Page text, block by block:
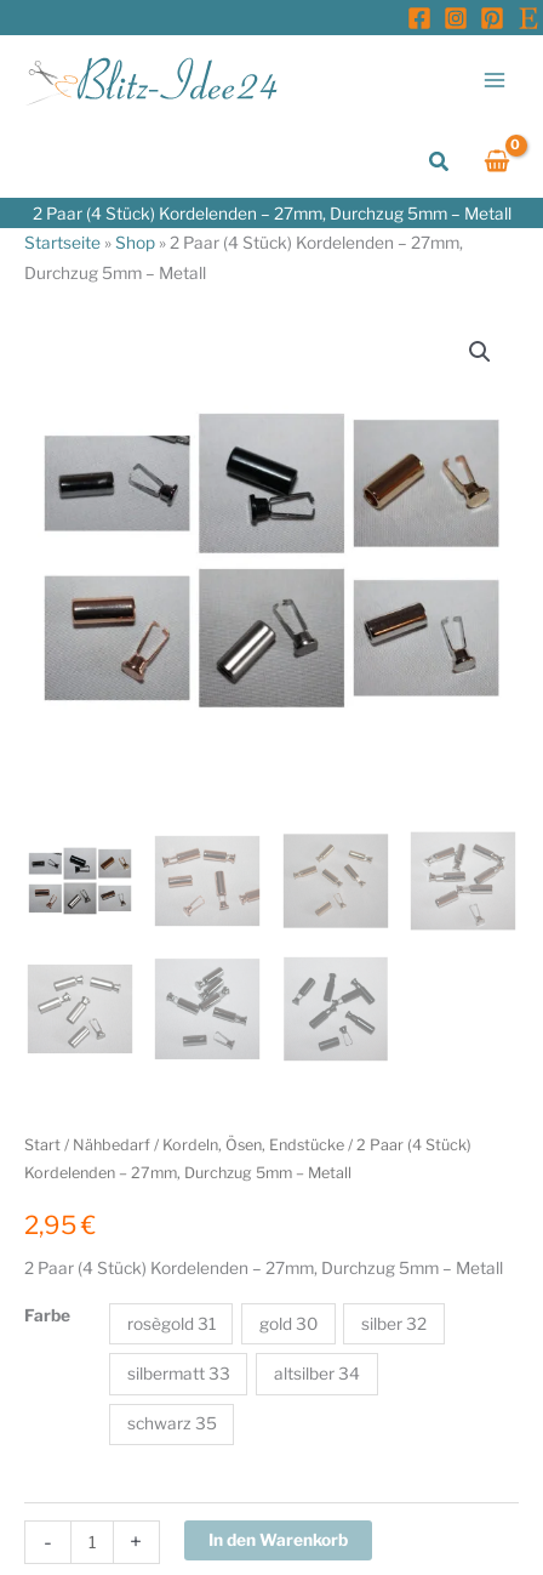
springen
Suchen
2 Paar (4 Stück) Kordelenden – 27mm, Durchzug 5mm – Metall
Startseite »Shop »2 Paar (4 Stück) Kordelenden – 27mm,
Durchzug 5mm – Metall
Start / Nähbedarf / Kordeln, Ösen, Endstücke / 2 Paar (4 Stück)
Kordelenden – 27mm, Durchzug 5mm – Metall
2,95€
2 Paar (4 Stück) Kordelenden – 27mm, Durchzug 5mm – Metall
Farbe rosègold 31 gold 30 silber 32
silbermatt 33 altsilber 34
schwarz 35
-
Paar
+ In den Warenkorb